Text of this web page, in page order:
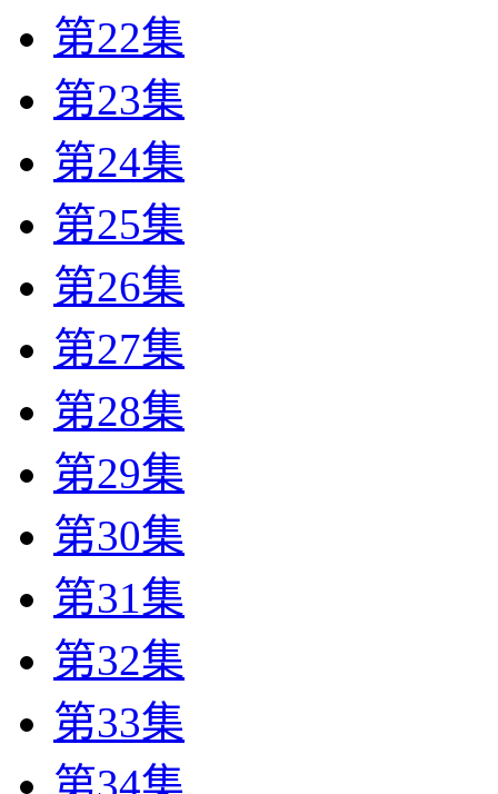
第22集
第23集
第24集
第25集
第26集
第27集
第28集
第29集
第30集
第31集
第32集
第33集
第34集